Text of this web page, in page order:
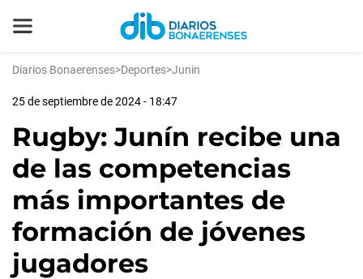
Diarios Bonaerenses>Deportes>Junin
25 de septiembre de 2024 - 18:47
Rugby: Junín recibe una
de las competencias
más importantes de
formación de jóvenes
jugadores